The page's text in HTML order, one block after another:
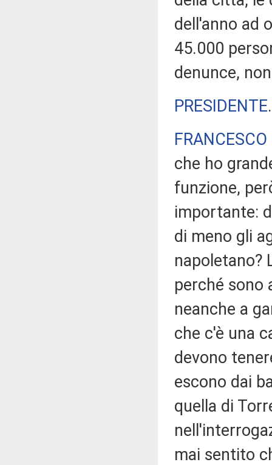
dell'anno ad
45.000
denunce,
PRESIDENTE
che ho
funzione,
importante:
di meno gli
napoletano?
perché sono
neanche a
che c'è una
devono
escono dai
quella di
mai sentito